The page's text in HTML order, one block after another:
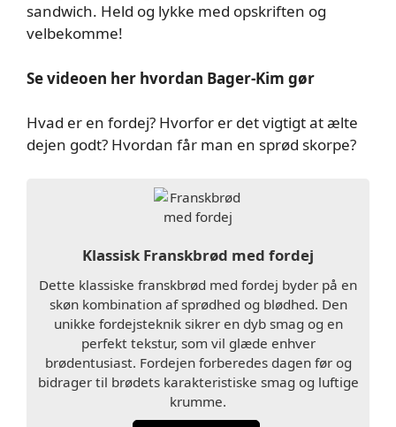
sandwich. Held og lykke med opskriften og
velbekomme!
Se videoen her hvordan Bager-Kim gør
Hvad er en fordej? Hvorfor er det vigtigt at ælte
dejen godt? Hvordan får man en sprød skorpe?
Klassisk Franskbrød med fordej
Dette klassiske franskbrød med fordej byder på en
skøn kombination af sprødhed og blødhed. Den
unikke fordejsteknik sikrer en dyb smag og en
perfekt tekstur, som vil glæde enhver
brødentusiast. Fordejen forberedes dagen før og
bidrager til brødets karakteristiske smag og luftige
krumme.